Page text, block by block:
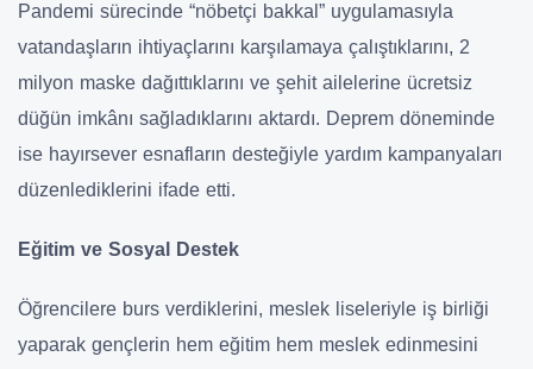
Pandemi sürecinde “nöbetçi bakkal” uygulamasıyla
vatandaşların ihtiyaçlarını karşılamaya çalıştıklarını, 2
milyon maske dağıttıklarını ve şehit ailelerine ücretsiz
düğün imkânı sağladıklarını aktardı. Deprem döneminde
ise hayırsever esnafların desteğiyle yardım kampanyaları
düzenlediklerini ifade etti.
Eğitim ve Sosyal Destek
Öğrencilere burs verdiklerini, meslek liseleriyle iş birliği
yaparak gençlerin hem eğitim hem meslek edinmesini